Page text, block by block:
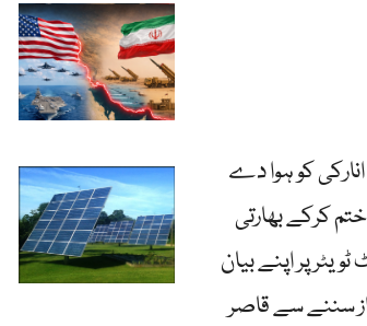
کو ہوا دے
کرکے بھارتی
پر اپنے بیان
سننے سے قاصر